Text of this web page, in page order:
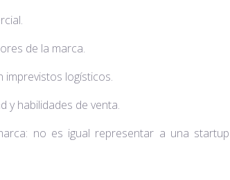
de la marca.
logísticos.
de venta.
no es igual representar a una startup